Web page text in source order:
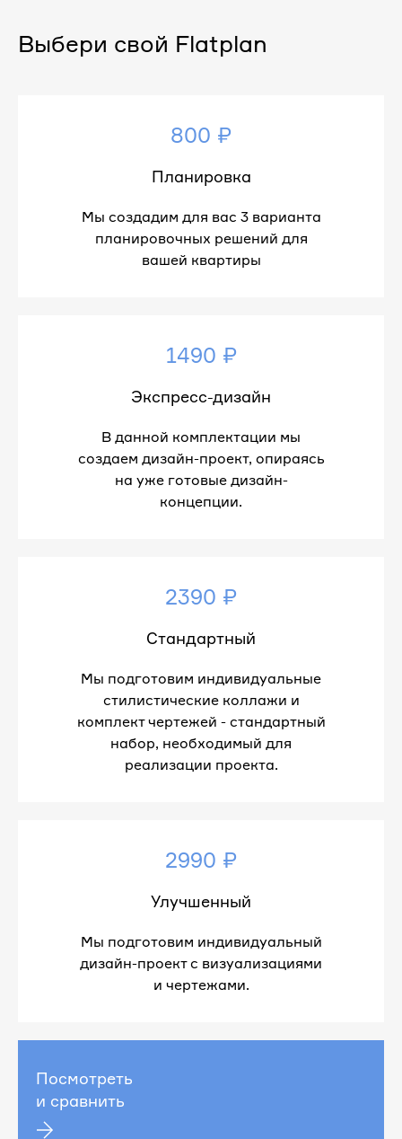
Выбери свой Flatplan
800 ₽
Планировка
Мы создадим для вас 3 варианта
планировочных решений для
вашей квартиры
1490 ₽
Экспресс-дизайн
В данной комплектации мы
создаем дизайн-проект, опираясь
на уже готовые дизайн-
концепции.
2390 ₽
Стандартный
Мы подготовим индивидуальные
стилистические коллажи и
комплект чертежей - стандартный
набор, необходимый для
реализации проекта.
2990 ₽
Улучшенный
Мы подготовим индивидуальный
дизайн-проект с визуализациями
и чертежами.
Посмотреть
и сравнить